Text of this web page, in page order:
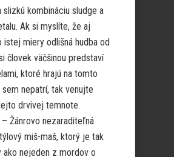
slizkú kombináciu sludge a
Ak si myslíte, že aj
istej miery odlišná hudba od
človek väčšinou predstaví
ktoré hrajú na tomto
nepatrí, tak venujte
drvivej temnote.
Žánrovo nezaraditeľná
miš-maš, ktorý je tak
ako nejeden z mordov o